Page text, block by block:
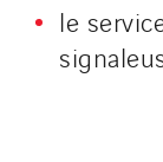
le